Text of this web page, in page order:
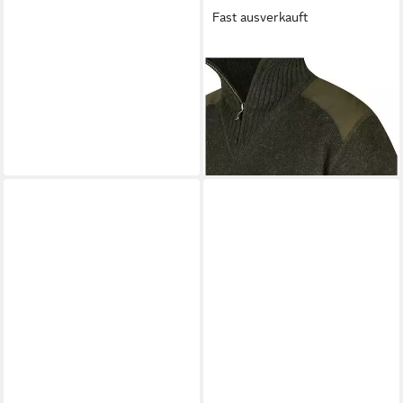
Fast ausverkauft
FJÄLLRÄVENStrickpullover
Troyer Koster
ab 180,99 € UVP 209,95 €
-14%